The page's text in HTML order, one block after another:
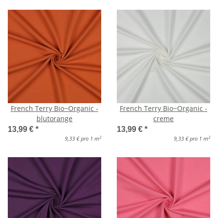
French Terry Bio~Organic -
blutorange
13,99 € *
9,33 € pro 1 m2
French Terry Bio~Organic -
creme
13,99 € *
9,33 € pro 1 m2